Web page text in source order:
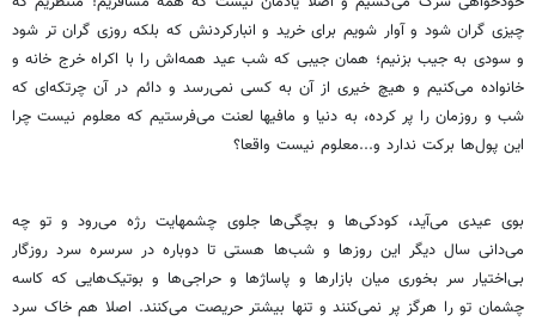
چیزی گران شود و آوار شویم برای خرید و انبارکردنش که بلکه روزی گران تر شود
و سودی به جیب بزنیم؛ همان جیبی که شب عید همه‌اش را با اکراه خرج خانه و
خانواده می‌کنیم و هیچ خیری از آن به کسی نمی‌رسد و دائم در آن چرتکه‌ای که
شب و روزمان را پر کرده، به دنیا و مافیها لعنت می‌فرستیم که معلوم نیست چرا
این پول‌ها برکت ندارد و...معلوم نیست واقعا؟
بوی عیدی می‌آید، کودکی‌ها و بچگی‌ها جلوی چشمهایت رژه می‌رود و تو چه
می‌دانی سال دیگر این روزها و شب‌ها هستی تا دوباره در سرسره سرد روزگار
بی‌اختیار سر بخوری میان بازارها و پاساژها و حراجی‌ها و بوتیک‌هایی که کاسه
چشمان تو را هرگز پر نمی‌کنند و تنها بیشتر حریصت می‌کنند. اصلا هم خاک سرد